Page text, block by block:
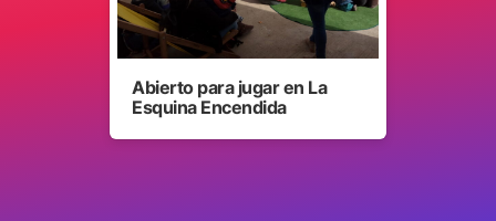
Abierto para jugar en La
Esquina Encendida